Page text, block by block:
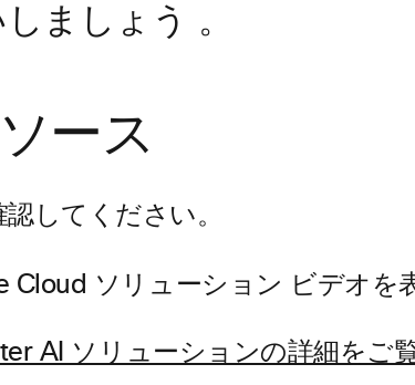
ましょう 。
ース
してください。
Cloud ソリューション ビデオを
AI ソリューションの詳細をご